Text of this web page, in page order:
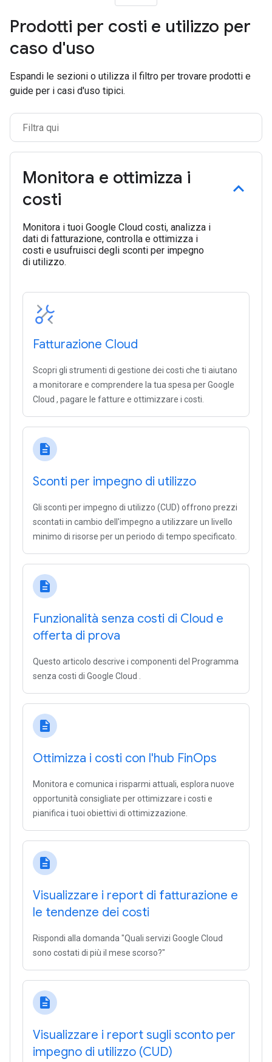
Prodotti per costi e utilizzo per
caso d'uso
Espandi le sezioni o utilizza il filtro per trovare prodotti e
guide per i casi d'uso tipici.
Monitora e ottimizza i
costi
Monitora i tuoi Google Cloud costi, analizza i
dati di fatturazione, controlla e ottimizza i
costi e usufruisci degli sconti per impegno
di utilizzo.
Fatturazione Cloud
Scopri gli strumenti di gestione dei costi che ti aiutano
a monitorare e comprendere la tua spesa per Google
Cloud , pagare le fatture e ottimizzare i costi.
description
Sconti per impegno di utilizzo
Gli sconti per impegno di utilizzo (CUD) offrono prezzi
scontati in cambio dell'impegno a utilizzare un livello
minimo di risorse per un periodo di tempo specificato.
description
Funzionalità senza costi di Cloud e
offerta di prova
Questo articolo descrive i componenti del Programma
senza costi di Google Cloud .
description
Ottimizza i costi con l'hub FinOps
Monitora e comunica i risparmi attuali, esplora nuove
opportunità consigliate per ottimizzare i costi e
pianifica i tuoi obiettivi di ottimizzazione.
description
Visualizzare i report di fatturazione e
le tendenze dei costi
Rispondi alla domanda "Quali servizi Google Cloud
sono costati di più il mese scorso?"
description
Visualizzare i report sugli sconto per
impegno di utilizzo (CUD)